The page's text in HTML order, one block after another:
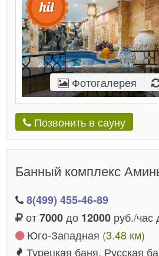
Фотогалерея
Позвонить в сауну
Банный комплекс
8(499) 455-46-89
от7000до 12000 руб./час
Юго-Западная (3.48 км)
Турецкая баня, Русская